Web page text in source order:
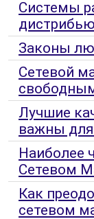
Системы
Законы
Сетевой
Лучшие
важны для
Наиболее
Сетевом
Как
сетевом